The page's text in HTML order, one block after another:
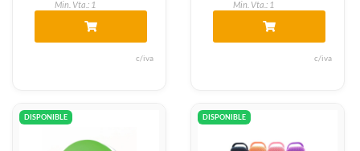
Min. Vta.: 1
c/iva
Min. Vta.: 1
c/iva
DISPONIBLE DISPONIBLE